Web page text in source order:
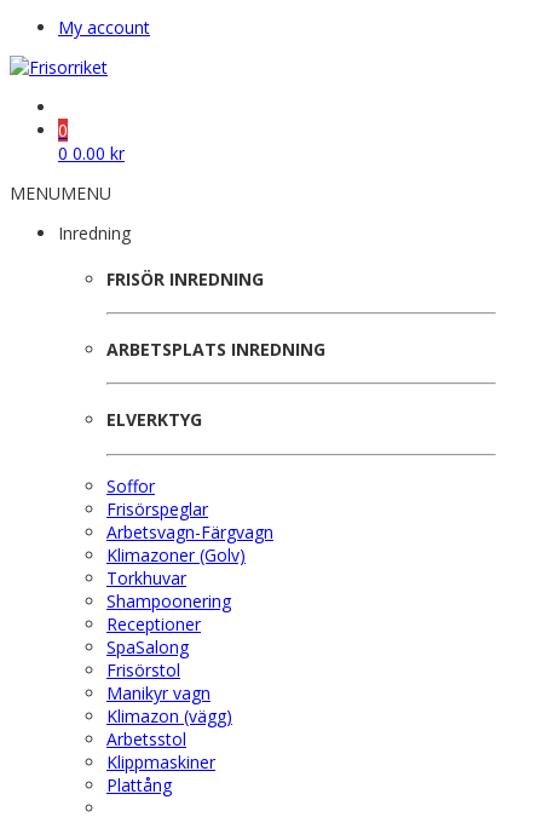
My account
0
0 0.00 kr
MENUMENU
Inredning
FRISÖR INREDNING
ARBETSPLATS INREDNING
ELVERKTYG
Soffor
Frisörspeglar
Arbetsvagn-Färgvagn
Klimazoner (Golv)
Torkhuvar
Shampoonering
Receptioner
SpaSalong
Frisörstol
Manikyr vagn
Klimazon (vägg)
Arbetsstol
Klippmaskiner
Plattång